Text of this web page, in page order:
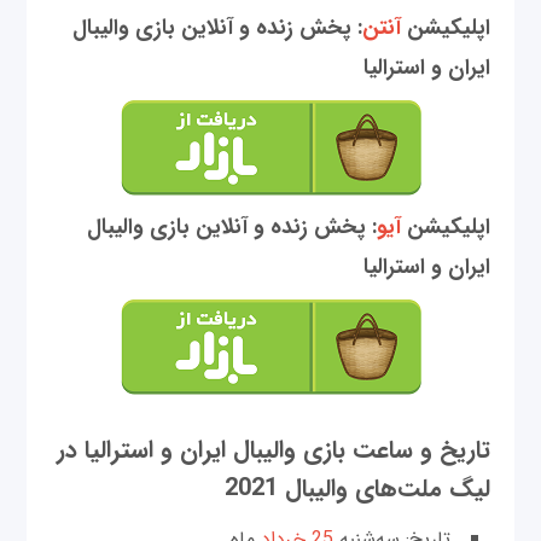
اپلیکیشنآنتن: پخش زنده و آنلاین بازی والیبال
ایران و استرالیا
اپلیکیشنآیو: پخش زنده و آنلاین بازی والیبال
ایران و استرالیا
تاریخ و ساعت بازی والیبال ایران و استرالیا در
لیگ ملت‌های والیبال 2021